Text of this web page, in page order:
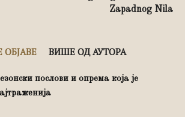
Zapadnog Nila
ОБЈАВЕ ВИШЕ ОД АУТОРА
послови и опрема која је